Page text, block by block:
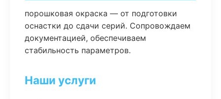
порошковая окраска — от подготовки
оснастки до сдачи серий. Сопровождаем
документацией, обеспечиваем
стабильность параметров.
Наши услуги